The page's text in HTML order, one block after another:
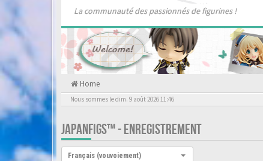
La communauté des passionnés de figurines !
Home
Nous sommes le dim. 9 août 2026 11:46
JAPANFIGS™ - ENREGISTREMENT
Langue :
Français (vouvoiement)